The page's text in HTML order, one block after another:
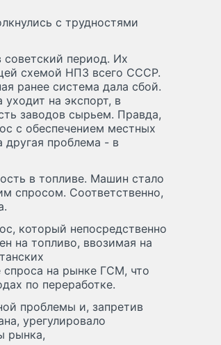
с трудностями
период. Их
схемой НПЗ всего СССР.
ранее система дала сбой.
на экспорт, в
заводов сырьем. Правда,
с обеспечением местных
другая проблема - в
в топливе. Машин стало
спросом. Соответственно,
который непосредственно
на топливо, ввозимая на
спроса на рынке ГСМ, что
по переработке.
проблемы и, запретив
урегулировало
рынка,